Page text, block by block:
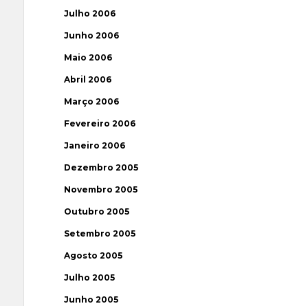
Julho 2006
Junho 2006
Maio 2006
Abril 2006
Março 2006
Fevereiro 2006
Janeiro 2006
Dezembro 2005
Novembro 2005
Outubro 2005
Setembro 2005
Agosto 2005
Julho 2005
Junho 2005